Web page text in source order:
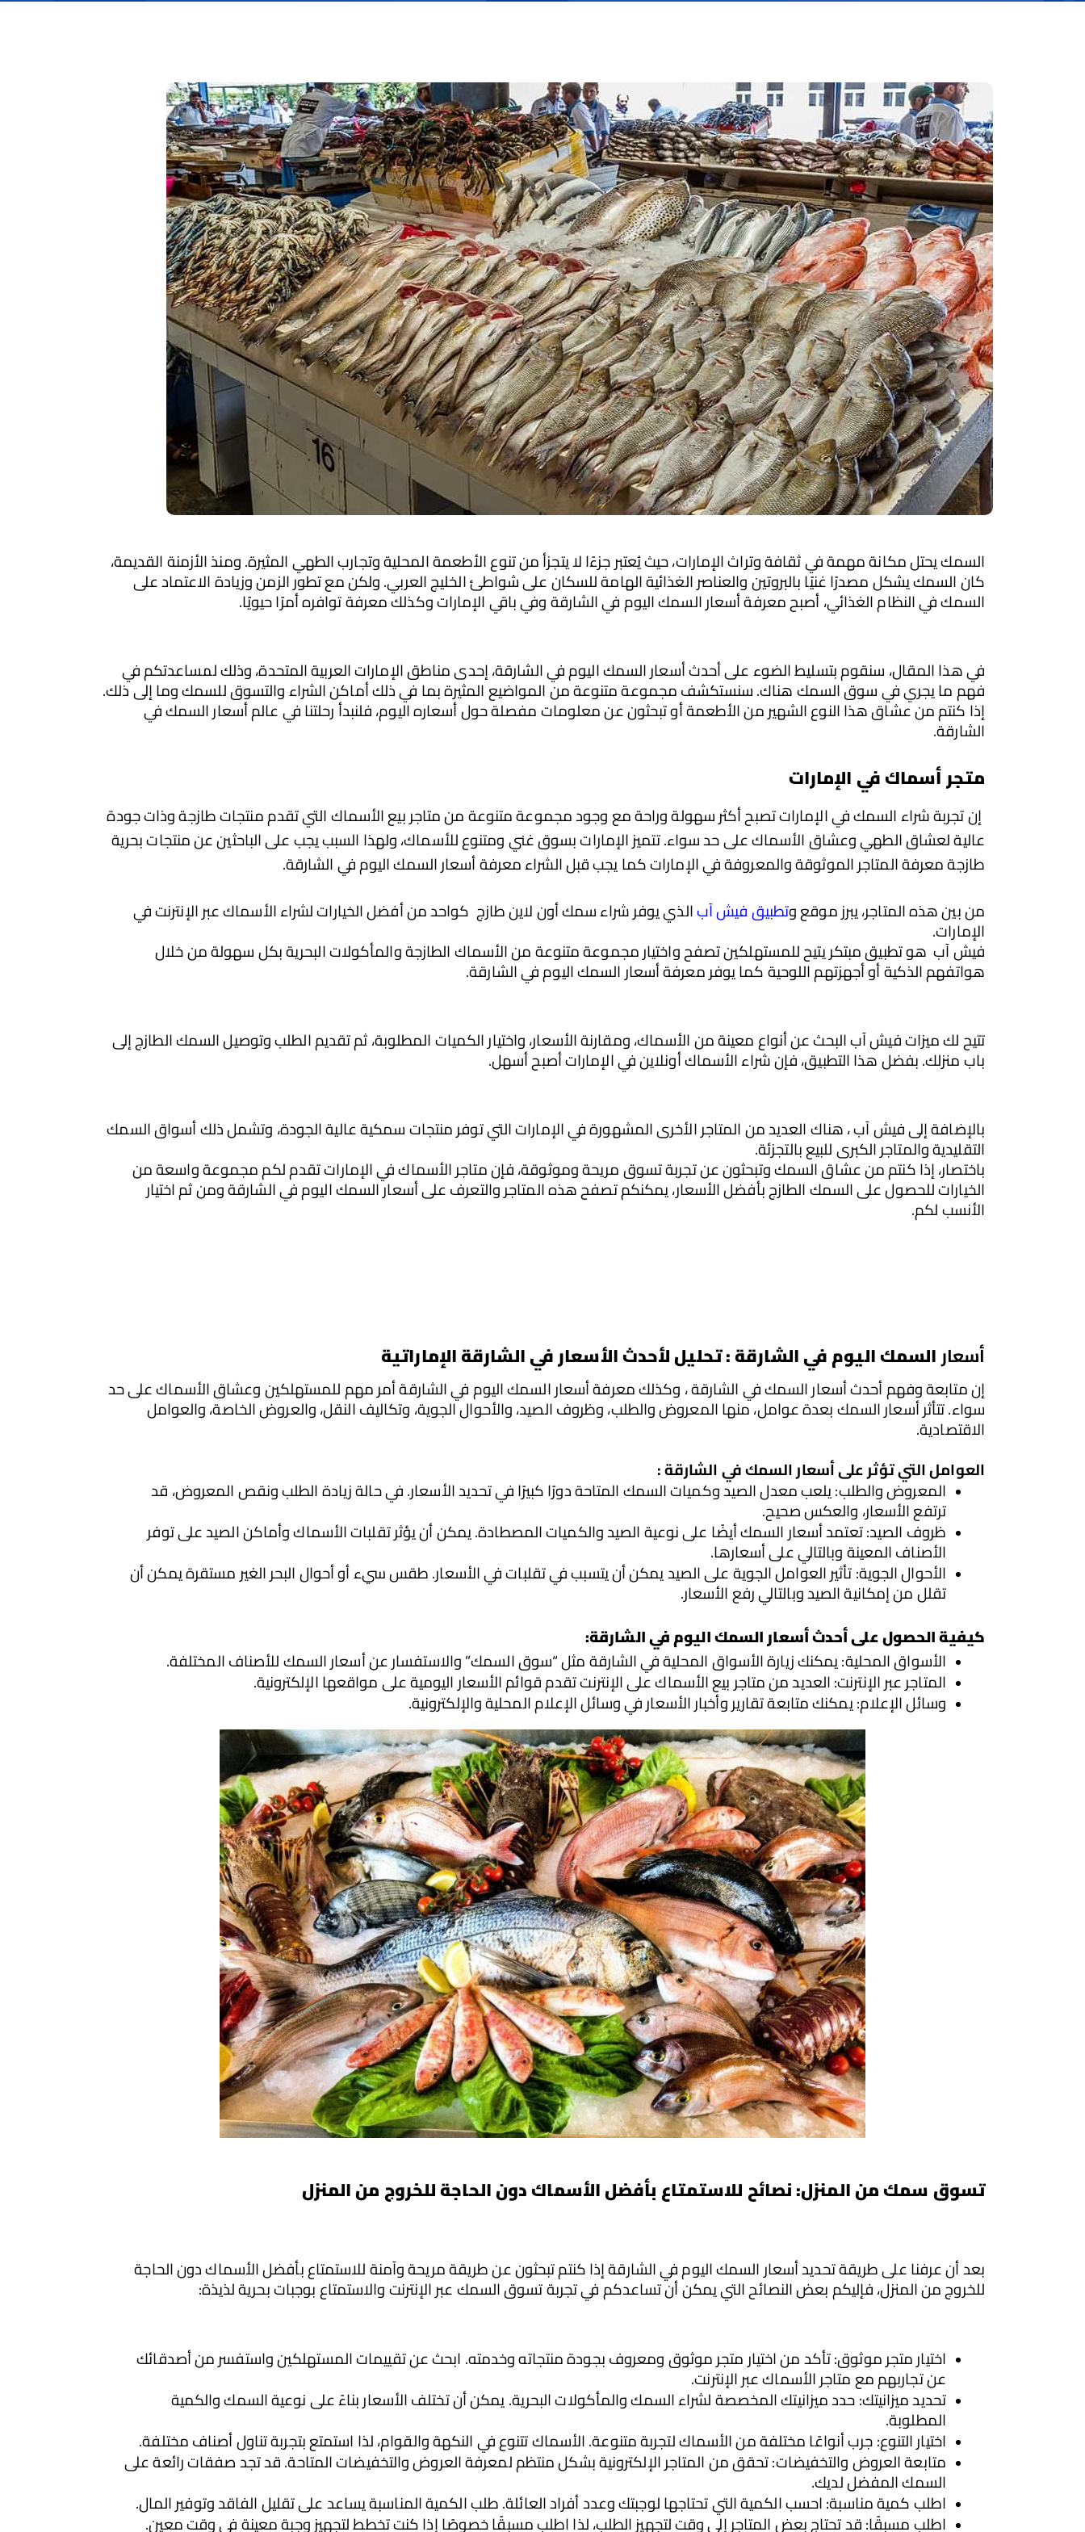
السمك في النظام الغذائي، أصبح معرفة أسعار السمك اليوم في الشارقة وفي باقي الإمارات وكذلك معرفة توافره أمرًا حيويًا.
الشارقة.
متجر أسماك في الإمارات
إن تجربة شراء السمك في الإمارات تصبح أكثر سهولة وراحة مع وجود مجموعة متنوعة من متاجر بيع الأسماك التي تقدم منتجات طازجة وذات جودة
عالية لعشاق الطهي وعشاق الأسماك على حد سواء. تتميز الإمارات بسوق غني ومتنوع للأسماك، ولهذا السبب يجب على الباحثين عن منتجات بحرية
طازجة معرفة المتاجر الموثوقة والمعروفة في الإمارات كما يجب قبل الشراء معرفة أسعار السمك اليوم في الشارقة.
من بين هذه المتاجر، يبرز موقع وتطبيق فيش آب
الإمارات.
فيش آب  هو تطبيق مبتكر يتيح للمستهلكين تصفح واختيار مجموعة متنوعة من الأسماك الطازجة والمأكولات البحرية بكل سهولة من خلال
هواتفهم الذكية أو أجهزتهم اللوحية كما يوفر معرفة أسعار السمك اليوم في الشارقة.
باب منزلك. بفضل هذا التطبيق، فإن شراء الأسماك أونلاين في الإمارات أصبح أسهل.
بالإضافة إلى فيش آب ، هناك العديد من المتاجر الأخرى المشهورة في الإمارات التي توفر منتجات سمكية عالية الجودة، وتشمل ذلك أسواق السمك
التقليدية والمتاجر الكبرى للبيع بالتجزئة.
الخيارات للحصول على السمك الطازج بأفضل الأسعار، يمكنكم تصفح هذه المتاجر والتعرف على أسعار السمك اليوم في الشارقة ومن ثم اختيار
الأنسب لكم.
أسعار السمك اليوم في الشارقة : تحليل لأحدث الأسعار في الشارقة الإماراتية
الاقتصادية.
العوامل التي تؤثر على أسعار السمك في الشارقة :
المعروض والطلب: يلعب معدل الصيد وكميات السمك المتاحة دورًا كبيرًا في تحديد الأسعار. في حالة زيادة الطلب ونقص المعروض، قد
ترتفع الأسعار، والعكس صحيح.
ظروف الصيد: تعتمد أسعار السمك أيضًا على نوعية الصيد والكميات المصطادة. يمكن أن يؤثر تقلبات الأسماك وأماكن الصيد على توفر
الأصناف المعينة وبالتالي على أسعارها.
تقلل من إمكانية الصيد وبالتالي رفع الأسعار.
كيفية الحصول على أحدث أسعار السمك اليوم في الشارقة:
الأسواق المحلية: يمكنك زيارة الأسواق المحلية في الشارقة مثل “سوق السمك” والاستفسار عن أسعار السمك للأصناف المختلفة.
المتاجر عبر الإنترنت: العديد من متاجر بيع الأسماك على الإنترنت تقدم قوائم الأسعار اليومية على مواقعها الإلكترونية.
وسائل الإعلام: يمكنك متابعة تقارير وأخبار الأسعار في وسائل الإعلام المحلية والإلكترونية.
تسوق سمك من المنزل: نصائح للاستمتاع بأفضل الأسماك دون الحاجة للخروج من المنزل
بعد أن عرفنا على طريقة تحديد أسعار السمك اليوم في الشارقة إذا كنتم تبحثون عن طريقة مريحة وآمنة للاستمتاع بأفضل الأسماك دون الحاجة
للخروج من المنزل، فإليكم بعض النصائح التي يمكن أن تساعدكم في تجربة تسوق السمك عبر الإنترنت والاستمتاع بوجبات بحرية لذيذة:
اختيار متجر موثوق: تأكد من اختيار متجر موثوق ومعروف بجودة منتجاته وخدمته. ابحث عن تقييمات المستهلكين واستفسر من أصدقائك
عن تجاربهم مع متاجر الأسماك عبر الإنترنت.
المطلوبة.
اختيار التنوع: جرب أنواعًا مختلفة من الأسماك لتجربة متنوعة. الأسماك تتنوع في النكهة والقوام، لذا استمتع بتجربة تناول أصناف مختلفة.
متابعة العروض والتخفيضات: تحقق من المتاجر الإلكترونية بشكل منتظم لمعرفة العروض والتخفيضات المتاحة. قد تجد صفقات رائعة على
السمك المفضل لديك.
اطلب كمية مناسبة: احسب الكمية التي تحتاجها لوجبتك وعدد أفراد العائلة. طلب الكمية المناسبة يساعد على تقليل الفاقد وتوفير المال.
اطلب مسبقًا: قد تحتاج بعض المتاجر إلى وقت لتجهيز الطلب، لذا اطلب مسبقًا خصوصًا إذا كنت تخطط لتجهيز وجبة معينة في وقت معين.